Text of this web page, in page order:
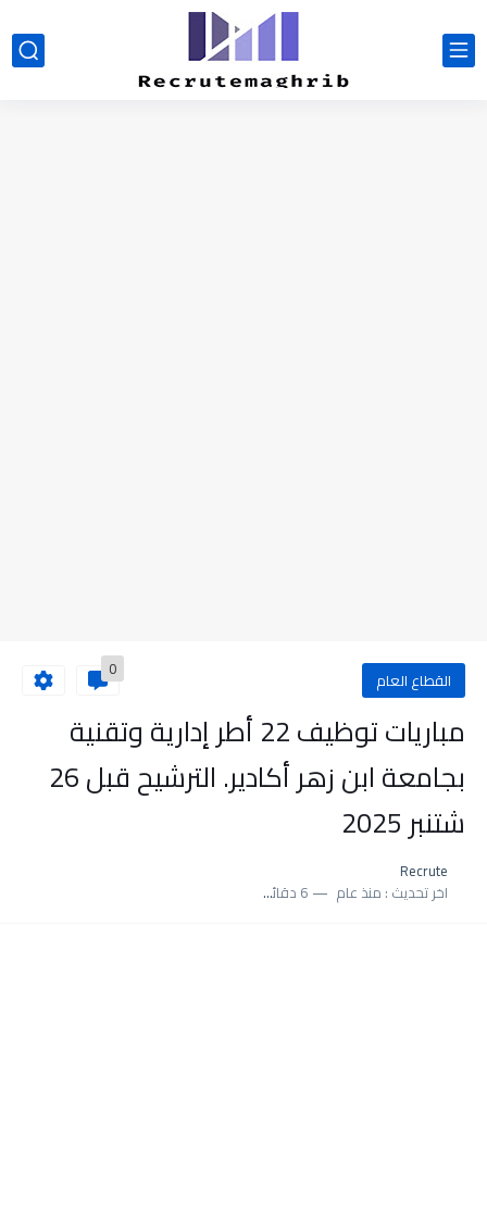
القطاع العام 0
مباريات توظيف 22 أطر إدارية وتقنية
بجامعة ابن زهر أكادير. الترشيح قبل 26
شتنبر 2025
Recrute
اخر تحديث : منذ عام 6 دقائق للقراءة